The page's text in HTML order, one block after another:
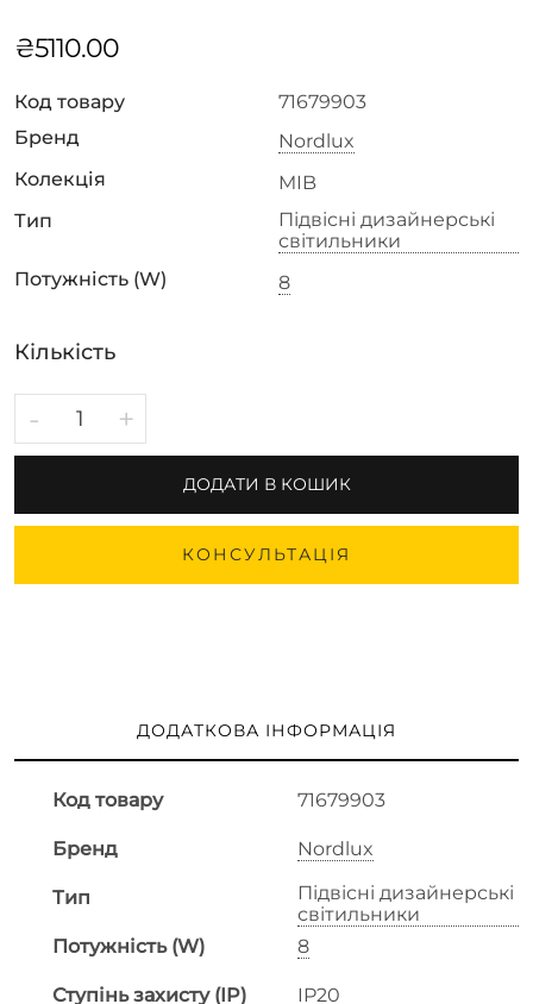
₴5110.00
Код товару
71679903
Бренд
Nordlux
Колекція
MIB
Тип
Підвісні дизайнерські
світильники
Потужність (W)
8
Кількість
- +
ДОДАТИ В КОШИК
КОНСУЛЬТАЦІЯ
ДОДАТКОВА ІНФОРМАЦІЯ
Код товару 71679903
Бренд Nordlux
Тип
Підвісні дизайнерські
світильники
Потужність (W)
8
Ступінь захисту (IP) IP20